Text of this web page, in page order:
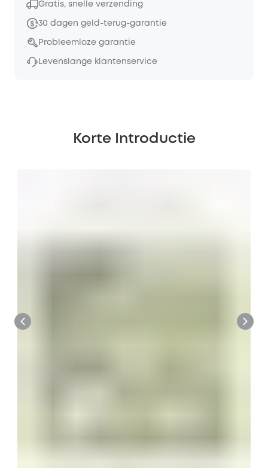
Gratis, snelle verzending
30 dagen geld-terug-garantie
Probleemloze garantie
Levenslange klantenservice
Korte Introductie